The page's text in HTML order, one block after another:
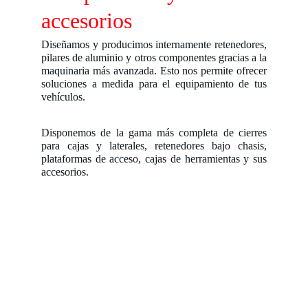
accesorios
Diseñamos y producimos internamente retenedores,
pilares de aluminio y otros componentes gracias a la
maquinaria más avanzada. Esto nos permite ofrecer
soluciones a medida para el equipamiento de tus
vehículos.
Disponemos de la gama más completa de cierres
para cajas y laterales, retenedores bajo chasis,
plataformas de acceso, cajas de herramientas y sus
accesorios.